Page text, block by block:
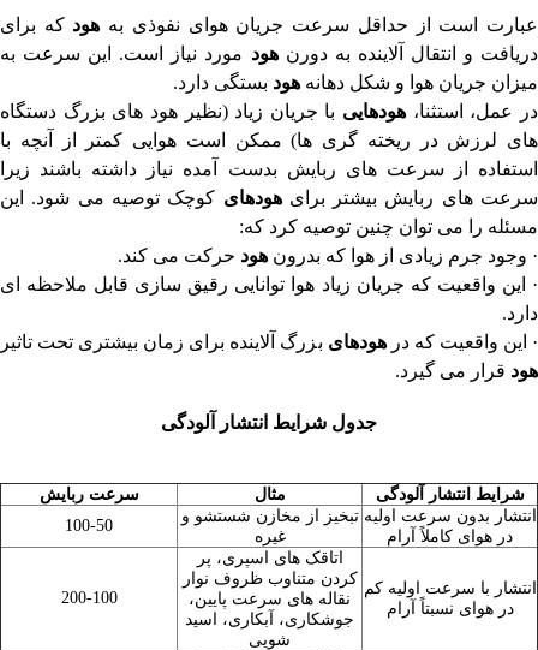
عبارت است از حداقل سرعت جریان هوای نفوذی به هودکه برای
دریافت و انتقال آلاینده به دورنهود مورد نیاز است. این سرعت به
میزان جریان هوا و شکل دهانه هود بستگی دارد.
در عمل، استثنا، هودهایی با جریان زیاد (نظیر هود های بزرگ دستگاه
های لرزش در ریخته گری ها) ممکن است هوایی کمتر از آنچه با
استفاده از سرعت های ربایش بدست آمده نیاز داشته باشند زیرا
سرعت های ربایش بیشتر برای هودهای کوچک توصیه می شود. این
مسئله را می توان چنین توصیه کرد که:
· وجود جرم زیادی از هوا که بدرون هود حرکت می کند.
· این واقعیت که جریان زیاد هوا توانایی رقیق سازی قابل ملاحظه ای
دارد.
· این واقعیت که درهودهای بزرگ آلاینده برای زمان بیشتری تحت تاثیر
هود قرار می گیرد.
جدول شرایط انتشار آلودگی
شرایط انتشار آلودگی مثال
سرعت ربایش
انتشار بدون سرعت اولیه
در هوای کاملاً آرام
تبخیز از مخازن شستشو و
غیره
100-50
انتشار با سرعت اولیه کم
در هوای نسبتاً آرام
اتاقک های اسپری، پر
کردن متناوب ظروف نوار
نقاله های سرعت پایین،
جوشکاری، آبکاری، اسید
شویی
200-100